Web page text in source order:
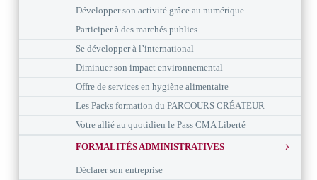
Développer son activité grâce au numérique
Participer à des marchés publics
Se développer à l’international
Diminuer son impact environnemental
Offre de services en hygiène alimentaire
Les Packs formation du PARCOURS CRÉATEUR
Votre allié au quotidien le Pass CMA Liberté
FORMALITÉS ADMINISTRATIVES
Déclarer son entreprise